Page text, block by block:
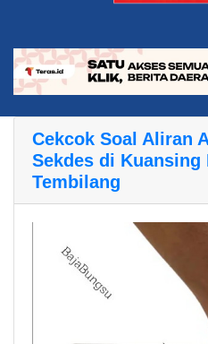
Cekcok Soal Aliran
Sekdes di Kuansing
Tembilang